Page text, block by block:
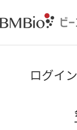
ログイン